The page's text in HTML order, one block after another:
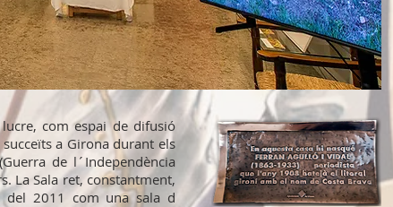
com espai de difusió
a Girona durant els
de l´Independència
La Sala ret, constantment,
2011 com una sala d